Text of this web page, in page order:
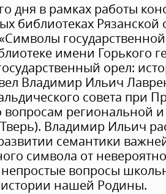
дня в рамках работы
библиотеках Рязанской
имени Горького
орел:
Владимир Ильич
совета при
вопросам региональной
Владимир Ильич
семантики
символа от
непростые вопросы
нашей Родины.